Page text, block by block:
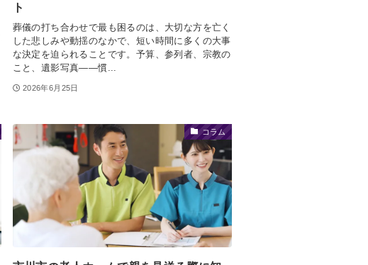
ト
葬儀の打ち合わせで最も困るのは、大切な方を亡く
した悲しみや動揺のなかで、短い時間に多くの大事
な決定を迫られることです。予算、参列者、宗教の
こと、遺影写真——慣...
2026年6月25日
コラム